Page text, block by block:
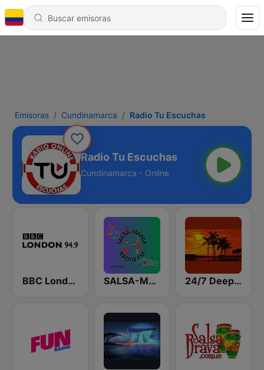
Emisoras Cundinamarca Radio Tu Escuchas
Radio Tu Escuchas
Cundinamarca - Online
BBC London SALSA-MANIA RADIO FM 24/7 Deep Sleep Music Relaxing Music Insomnia Sleep Relaxing Music Study Sleep Meditation